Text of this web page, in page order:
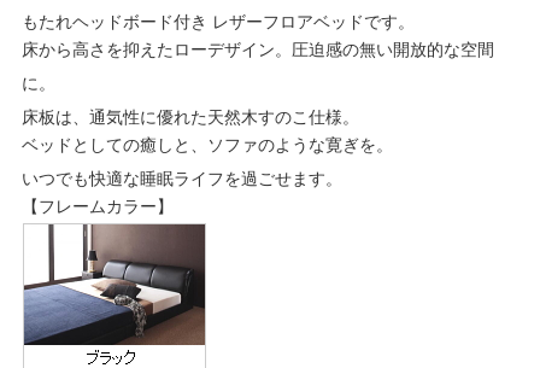
もたれヘッドボード付き レザーフロアベッドです。
床から高さを抑えたローデザイン。圧迫感の無い開放的な空間
に。
床板は、通気性に優れた天然木すのこ仕様。
ベッドとしての癒しと、ソファのような寛ぎを。
いつでも快適な睡眠ライフを過ごせます。
【フレームカラー】